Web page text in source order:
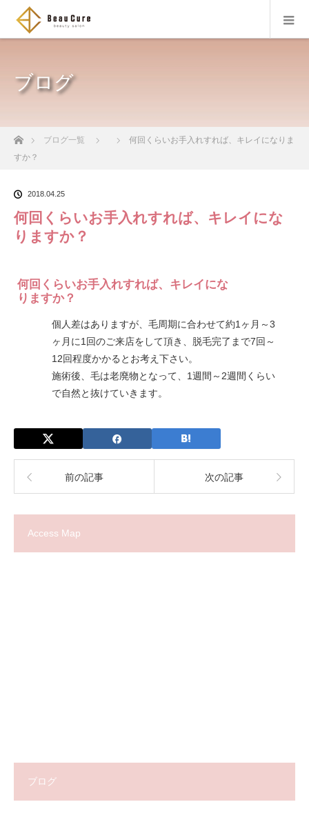
ブログ
ホームブログ一覧
何回くらいお手入れすれば、キレイになりま
すか？
2018.04.25
何回くらいお手入れすれば、キレイにな
りますか？
何回くらいお手入れすれば、キレイにな
りますか？
個人差はありますが、毛周期に合わせて約1ヶ月～3
ヶ月に1回のご来店をして頂き、脱毛完了まで7回～
12回程度かかるとお考え下さい。
施術後、毛は老廃物となって、1週間～2週間くらい
で自然と抜けていきます。
前の記事 次の記事
Access Map
ブログ